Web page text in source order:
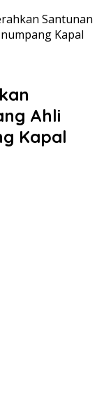
Santunan
Kapal
Ahli
Kapal